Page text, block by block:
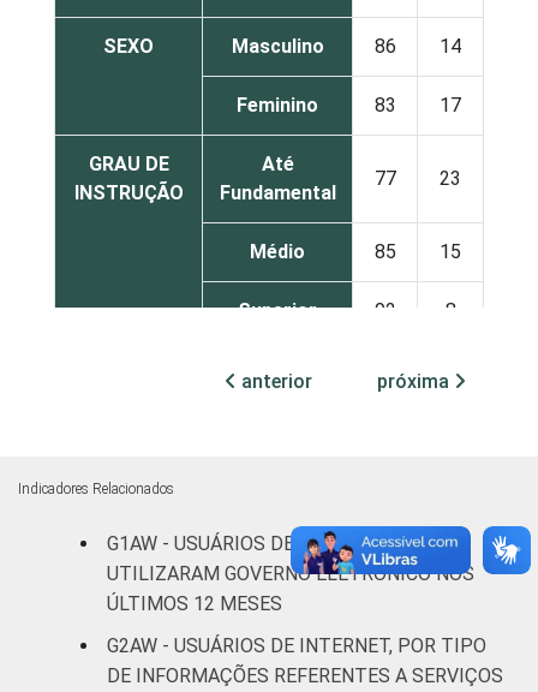
SEXO Masculino 86 14
Feminino 83 17
GRAU DE
INSTRUÇÃO
Até
Fundamental
77 23
Médio 85 15
Superior 92 8
De 16 a 24
84 16
De 35 a 44
anos
83
De 45 a 59
85 15
anterior próxima
Indicadores Relacionados
G1AW - USUÁRIOS DE INTERNET QUE
UTILIZARAM GOVERNO ELETRÔNICO NOS
ÚLTIMOS 12 MESES
G2AW - USUÁRIOS DE INTERNET, POR TIPO
DE INFORMAÇÕES REFERENTES A SERVIÇOS